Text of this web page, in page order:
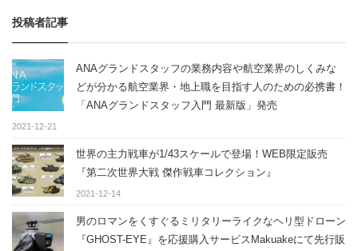
投稿者記事
ANAグランドスタッフの業務内容や航空業界のしくみな
どが分かる航空業界・地上職を目指す人のための必携書！
「ANAグランドスタッフ入門 最新版」発売
2021-12-21
世界の主力戦車が1/43スケールで登場！WEB限定販売
『第二次世界大戦 傑作戦車コレクション』
2021-12-14
男のロマンをくすぐるミリタリーライクなヘリ型ドローン
『GHOST-EYE』を応援購入サービスMakuakeにて先行販